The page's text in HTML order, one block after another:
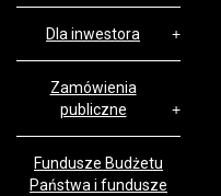
Dla inwestora
Zamówienia
publiczne
Fundusze Budżetu
Państwa i fundusze